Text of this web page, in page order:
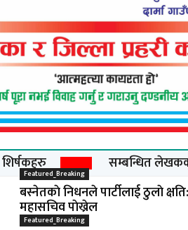
सम्बन्धित
Featured_Breaking
बस्नेतकाे निधनले पार्टीलाई ठुलाे क्षति:
महासचिव पाेख्रेल
Featured_Breaking